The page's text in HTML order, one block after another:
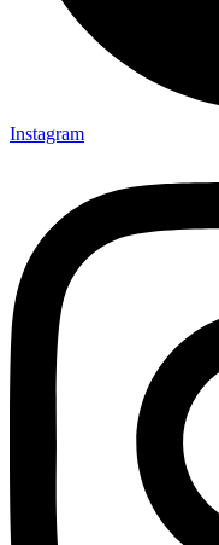
Instagram